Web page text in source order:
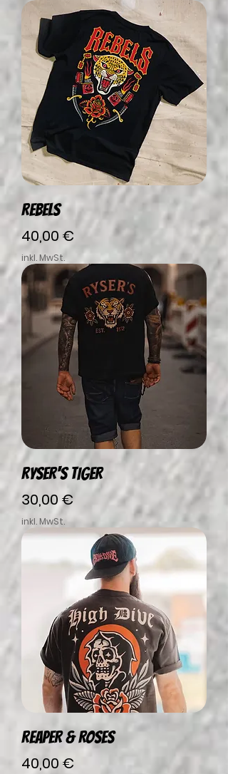
REBELS
Preis
40,00 €
inkl. MwSt.
RYSER'S TIGER
Preis
30,00 €
inkl. MwSt.
REAPER & ROSES
Preis
40,00 €